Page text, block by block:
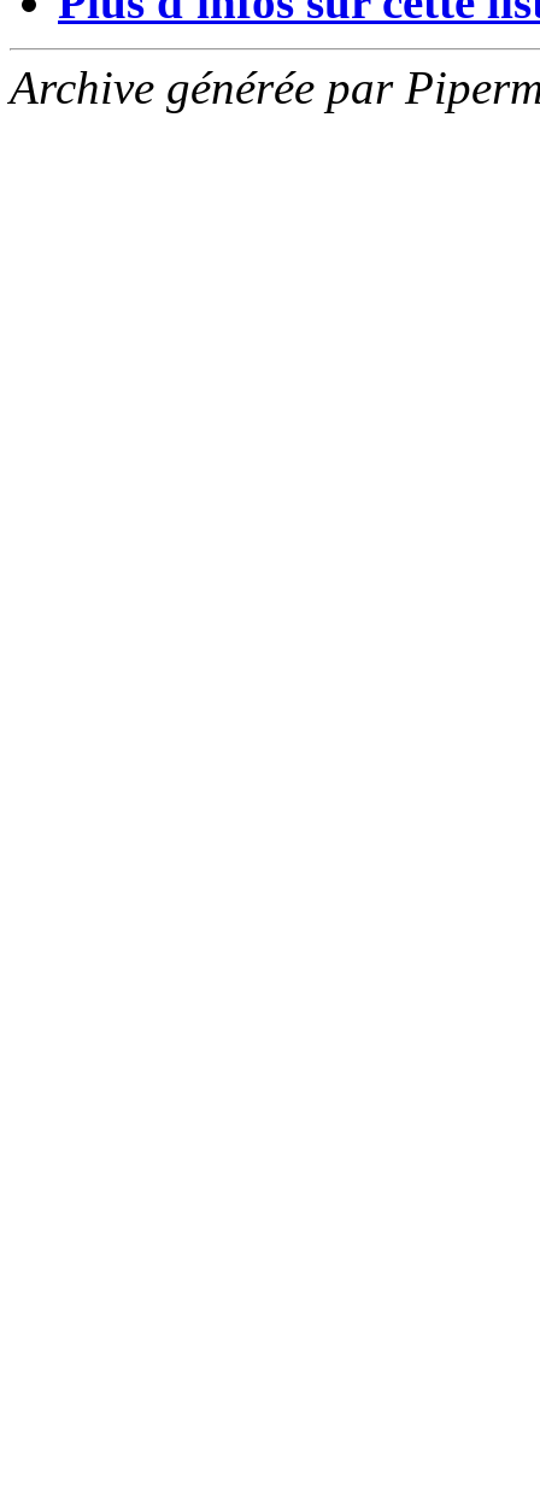
Archive générée par